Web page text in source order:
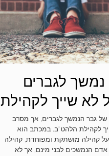
נמשך לגברים
לא שייך לקהילת
של גבר הנמשך לגברים, אך מסרב
לקהילת הלהט"ב. במכתב הוא
קהילה מושתקת ומפוחדת, קהילה
אדם הנמשכים לבני מינם, אך לא